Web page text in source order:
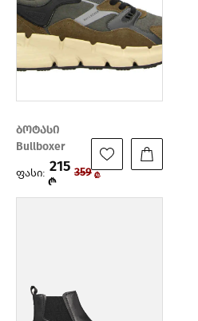
ბოტასი
Bullboxer
ფასი: 215
₾
359 ₾